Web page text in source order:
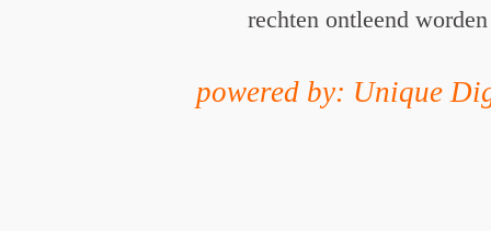
rechten ontleend worden
powered by: Unique